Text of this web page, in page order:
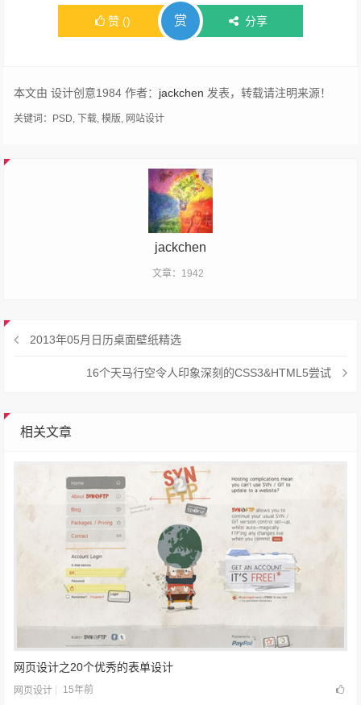
赞 () 赏 分享
本文由 设计创意1984 作者： jackchen 发表，转载请注明来源！
关键词： PSD, 下载,模版, 网站设计
jackchen
文章：1942
2013年05月日历桌面壁纸精选
16个天马行空令人印象深刻的CSS3&HTML5尝试
相关文章
网页设计之20个优秀的表单设计
网页设计 15年前